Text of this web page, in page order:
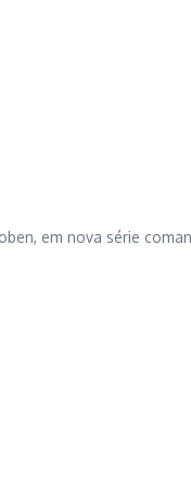
em nova série